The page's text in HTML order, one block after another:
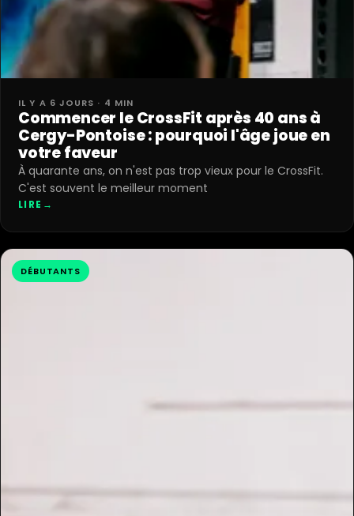
IL Y A 6 JOURS · 4 MIN
Commencer le CrossFit après 40 ans à
Cergy-Pontoise : pourquoi l'âge joue en
votre faveur
À quarante ans, on n'est pas trop vieux pour le CrossFit.
C'est souvent le meilleur moment
LIRE →
DÉBUTANTS